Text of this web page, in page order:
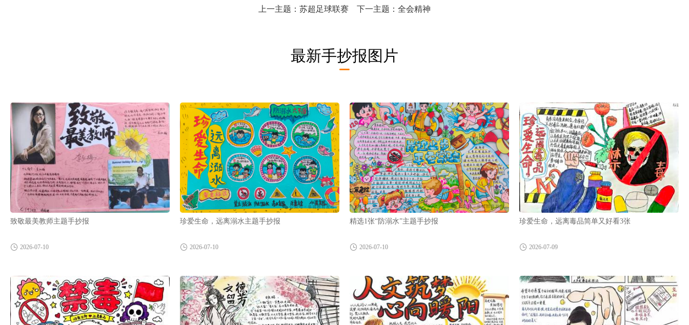
上一主题： 苏超足球联赛 下一主题： 全会精神
最新手抄报图片
致敬最美教师主题手抄报
2026-07-10
珍爱生命，远离溺水主题手抄报
2026-07-10
精选1张“防溺水”主题手抄报
2026-07-10
珍爱生命，远离毒品简单又好看3张
2026-07-09